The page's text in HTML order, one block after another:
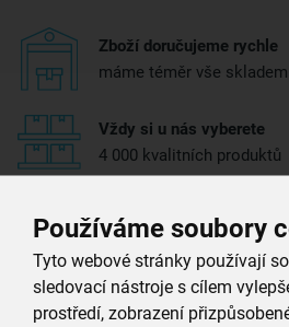
Používáme soubory
Tyto webové stránky používají
sledovací nástroje s cílem
prostředí, zobrazení
Zboží doručujeme rychle
máme téměr vše skladem
Vždy si u nás vyberete
4 000 kvalitních produktů
nejširší síť domácích
Získejte rady, recepty a tipy
ostatní